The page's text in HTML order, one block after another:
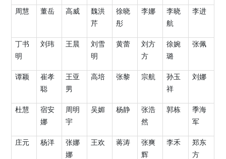
周慧 董岳 高威
魏洪
芹
徐晓
彤
李娜
李晓
航
李进
丁书
明
刘玮 王晨
刘雪
明
黄蕾
刘方
方
徐婉
璐
张佩
谭颖
崔孝
聪
王亚
男
高培 张黎 宗航
孙玉
祥
刘娜
杜慧
宿安
娜
周明
宇
吴媚 杨静
张浩
然
郭栋
季海
军
庄元 杨洋
张娜
娜
王欢 蒋涛
张爽
辉
李禾
郑东
方